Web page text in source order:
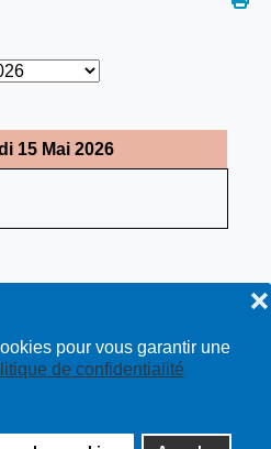
pour vous garantir une
de confidentialité
❌
15 Mai 2026
- tous droits réservés | site :